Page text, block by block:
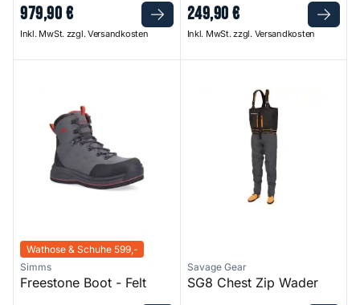
979,90€
Inkl. MwSt. zzgl. Versandkosten
249,90€
Inkl. MwSt. zzgl. Versandkosten
Wathose & Schuhe 599,-
Simms
Freestone Boot - Felt
Savage Gear
SG8 Chest Zip Wader